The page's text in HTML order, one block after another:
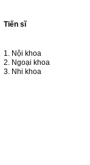
Tiến sĩ
1. Nội khoa
2. Ngoại khoa
3. Nhi khoa